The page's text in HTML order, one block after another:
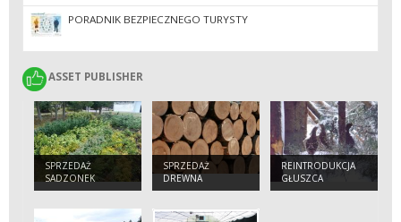
PORADNIK BEZPIECZNEGO TURYSTY
ASSET PUBLISHER
ASSET PUBLISHER
SPRZEDAŻ
SADZONEK
SPRZEDAŻ
DREWNA
REINTRODUKCJA
GŁUSZCA